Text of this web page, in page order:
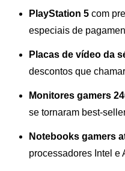
PlayStation 5 com
especiais de
Placas de vídeo da
descontos que
Monitores gamers
se tornaram best-
Notebooks gamers
processadores Intel e